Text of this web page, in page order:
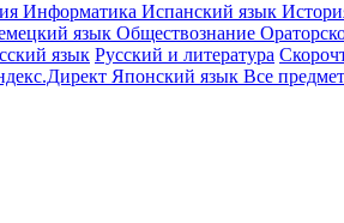
Информатика Испанский язык
язык Обществознание
язык Русский и литература
Японский язык Все